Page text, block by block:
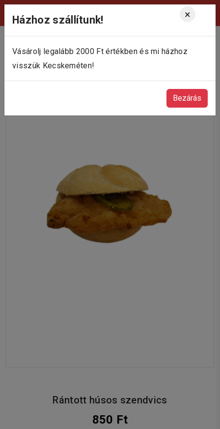
Házhoz szállítunk! ×
Vásárolj legalább 2000 Ft értékben és mi házhoz
visszük Kecskeméten!
Bezárás
Viktória Pékség Kecskemét
Rántott húsos szendvics
850 Ft